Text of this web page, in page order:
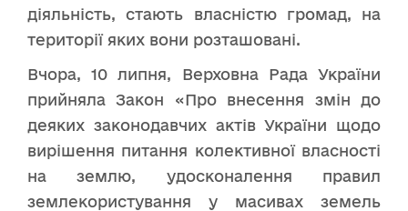
діяльність, стають власністю громад, на
території яких вони розташовані.
Вчора, 10 липня, Верховна Рада України
прийняла Закон «Про внесення змін до
деяких законодавчих актів України щодо
вирішення питання колективної власності
на землю, удосконалення правил
землекористування у масивах земель